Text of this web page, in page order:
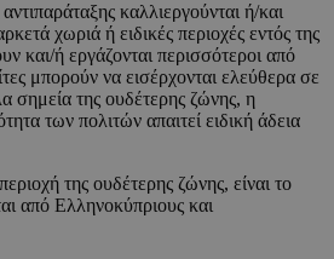
καλλιεργούνται ή/και
χωριά ή ειδικές περιοχές εντός της
και/ή εργάζονται περισσότεροι από
μπορούν να εισέρχονται ελεύθερα σε
σημεία της ουδέτερης ζώνης, η
των πολιτών απαιτεί ειδική άδεια
της ουδέτερης ζώνης, είναι το
από Ελληνοκύπριους και